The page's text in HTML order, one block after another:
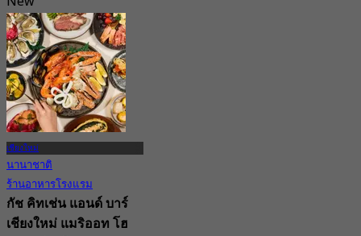
จาก฿ 522.5
เชียงใหม่
นานาชาติ
ร้านอาหารโรงแรม
กัช คิทเช่น แอนด์ บาร์
เชียงใหม่ แมริออท โฮ